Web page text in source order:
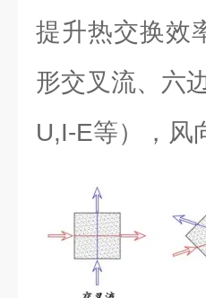
提升热交换效
形交叉流、六
U,I-E等），风